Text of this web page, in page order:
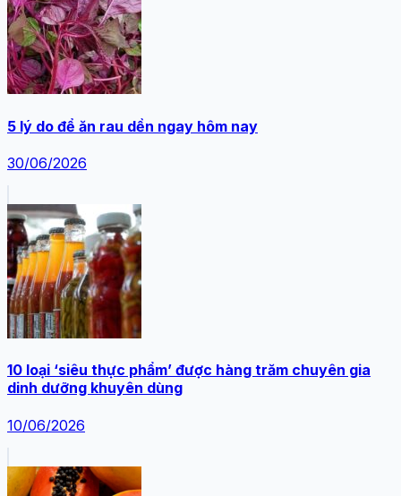
5 lý do để ăn rau dền ngay hôm nay
30/06/2026
10 loại ‘siêu thực phẩm’ được hàng trăm chuyên gia
dinh dưỡng khuyên dùng
10/06/2026